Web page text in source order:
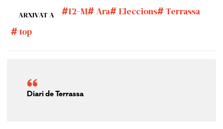
ARXIVAT A 12-M Ara Eleccions
Terrassa
top
Diari de Terrassa